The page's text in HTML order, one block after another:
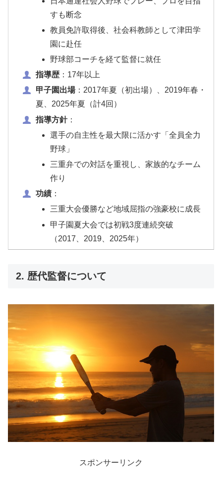
すも断念
教員免許取得後、社会科教師として津田学
園に赴任
野球部コーチを経て監督に就任
指導歴：17年以上
甲子園出場：2017年夏（初出場）、2019年春・
夏、2025年夏（計4回）
指導方針：
選手の自主性を最大限に活かす「全員全力
野球」
三重弁での対話を重視し、家族的なチーム
作り
功績：
三重大会優勝など地域屈指の強豪校に成長
甲子園夏大会では初戦3度連続突破
（2017、2019、2025年）
2. 歴代監督について
スポンサーリンク